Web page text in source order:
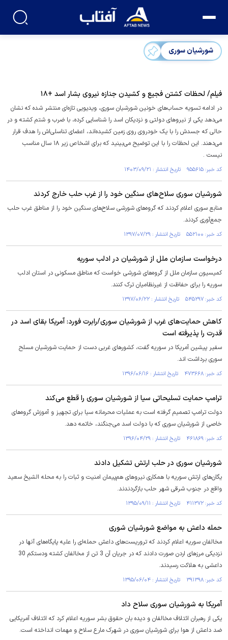
شورشیان سوری
فیلم/ لحظات کشتن فجیع و کشیدن جنازه نیروی بشار اسد +۱۸
در ادامه تسویه حساب‌های خونین شورشیان سوری، ویدیویی تازه‌ای منتشر شده که نشان
می‌دهد یکی از نیرو‌های دولتی و نزدیکان اسد را شناسایی کرده، با ضرب و شتم کشته و در
حالی که جسدش را با یک خودروی روی زمین کشیده‌اند، اعضای تناسلی‌اش را هدف قرار
می‌دهند. این لحظات را با این توضیح می‌بینید که برای اشخاص زیر ۱۸ سال مناسب
نیست .
کد خبر: ۹۵۵۶۱۵ تاریخ انتشار : ۱۴۰۳/۰۹/۲۱
شورشیان سوری سلاح‌های سنگین خود را از غرب حلب خارج کردند
منابع سوری اعلام کردند که گروه‌های شورشی سلاح‌های سنگین خود را از مناطق غرب حلب
جمع‌آوری کردند.
کد خبر: ۵۵۲۱۰۰ تاریخ انتشار : ۱۳۹۷/۰۷/۲۹
درخواست سازمان ملل از شورشیان در ادلب سوریه
کمیسیون سازمان ملل از گروه‌های شورشی خواست که مناطق مسکونی در استان ادلب
سوریه را برای حفاظت از غیرنظامیان ترک کنند.
کد خبر: ۵۴۵۲۹۷ تاریخ انتشار : ۱۳۹۷/۰۶/۲۲
کاهش حمایت‌های غرب از شورشیان سوری/رابرت فورد: آمریکا بقای اسد در
قدرت را پذیرفته است
سفیر پیشین آمریکا در سوریه گفت، کشورهای غربی دست از حمایت شورشیان مسلح
سوری برداشت‌ اند.
کد خبر: ۴۷۳۶۶۸ تاریخ انتشار : ۱۳۹۶/۰۶/۱۶
ترامپ حمایت تسلیحاتی سیا از شورشیان سوری را قطع می‌کند
دولت ترامپ تصمیم گرفته است به عملیات محرمانه سیا برای تجهیز و آموزش گروه‌های
خاصی از شورشیان سوری که با دولت اسد می‌جنگند، خاتمه دهد.
کد خبر: ۴۶۱۸۶۹ تاریخ انتشار : ۱۳۹۶/۰۴/۲۹
شورشیان سوری در حلب ارتش تشکیل دادند
یگان‌های ارتش سوریه با همکاری نیروهای هم‌پیمان امنیت و ثبات را به محله الشیخ سعید
واقع در جنوب شرقی شهر حلب بازگردندند.
کد خبر: ۴۱۱۳۷۲ تاریخ انتشار : ۱۳۹۵/۰۹/۱۱
حمله داعش به مواضع شورشیان شوری
مخالفان سوریه اعلام کردند که تروریست‌های داعش حمله‌ای را علیه پایگاه‌های آنها در
نزدیکی مرزهای اردن صورت دادند که در جریان آن 3 تن از مخالفان کشته ودستکم 30
داعشی به هلاکت رسیدند.
کد خبر: ۳۹۱۳۹۸ تاریخ انتشار : ۱۳۹۵/۰۶/۰۴
آمریکا به شورشیان سوری سلاح داد
یکی از رهبران ائتلاف مخالفان و دیده بان حقوق بشر سوریه اعلام کرد که ائتلاف آمریکایی
ضد داعش از هوا برای شورشیان سوری در شهرک مارع سلاح و مهمات انداخته است.